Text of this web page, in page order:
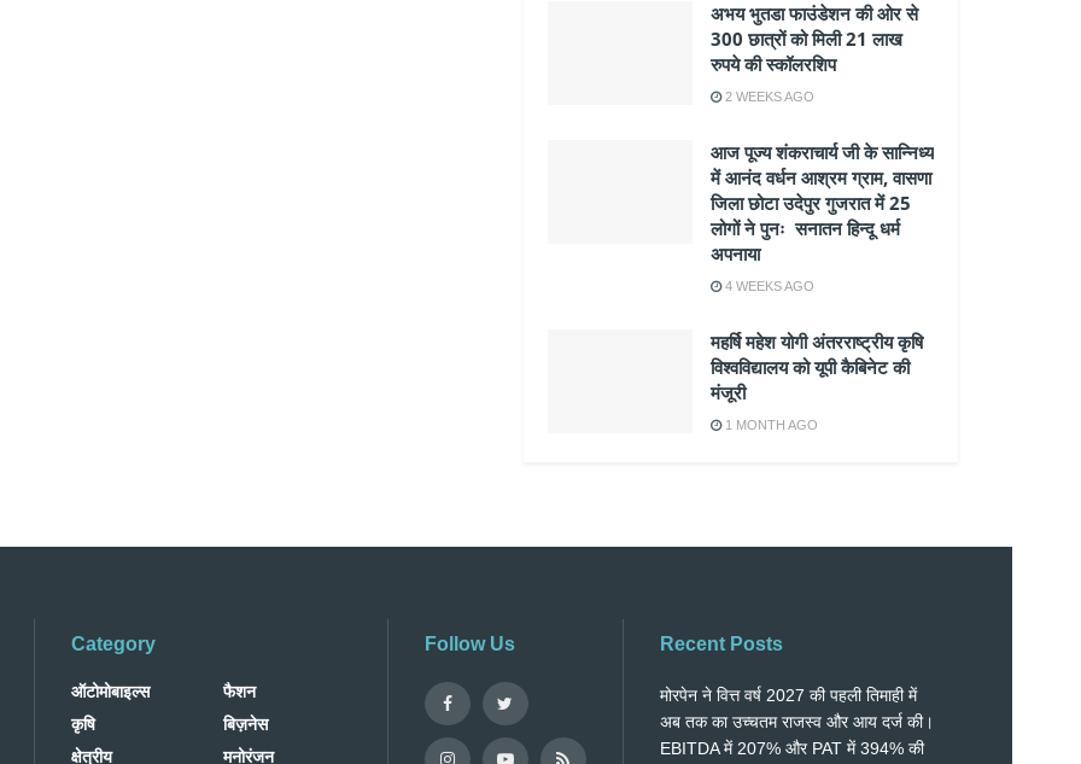
अभय भुतडा फाउंडेशन की ओर से
300 छात्रों को मिली 21 लाख
रुपये की स्कॉलरशिप
2 WEEKS AGO
आज पूज्य शंकराचार्य जी के सान्निध्य
में आनंद वर्धन आश्रम ग्राम, वासणा
जिला छोटा उदेपुर गुजरात में 25
लोगों ने पुनः सनातन हिन्दू धर्म
अपनाया
4 WEEKS AGO
महर्षि महेश योगी अंतरराष्ट्रीय कृषि
विश्वविद्यालय को यूपी कैबिनेट की
मंजूरी
1 MONTH AGO
Category
ऑटोमोबाइल्स
कृषि
क्षेत्रीय
फैशन
बिज़नेस
मनोरंजन
Follow Us Recent Posts
मोरपेन ने वित्त वर्ष 2027 की पहली तिमाही में
अब तक का उच्चतम राजस्व और आय दर्ज की।
EBITDA में 207% और PAT में 394% की